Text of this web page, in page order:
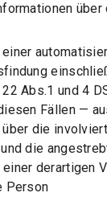
Abs.1 und 4
Fällen —
die
die
derartigen
Person